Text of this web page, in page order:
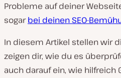
Probleme auf deiner
sogarbei deinen SEO-
In diesem Artikel stellen wir
zeigen dir, wie du es
auch darauf ein, wie hilfreich